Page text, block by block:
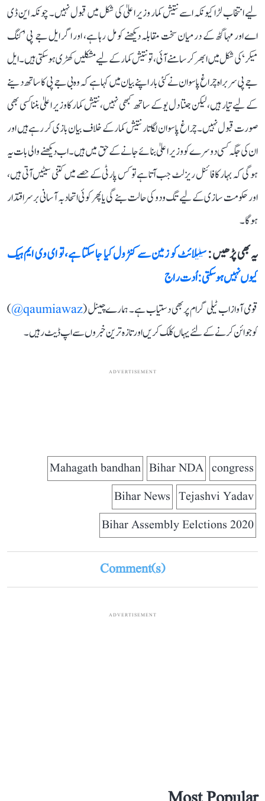
لیے انتخاب لڑا کیونکہ اسے نتیش کمار وزیر اعلیٰ کی شکل میں قبول نہیں۔ چونکہ این ڈی
اے اور مہاگٹھ کے درمیان سخت مقابلہ دیکھنے کو مل رہا ہے، اور اگر ایل جے پی ’کنگ
میکر‘ کی شکل میں ابھر کر سامنے آئی، تو نتیش کمار کے لیے مشکلیں کھڑی ہو سکتی ہیں۔ ایل
جے پی سربراہ چراغ پاسوان نے کئی بار اپنے بیان میں کہا ہے کہ وہ بی جے پی کا ساتھ دینے
کے لیے تیار ہیں، لیکن جنتا دل یو کے ساتھ کبھی نہیں، نتیش کمار کا وزیر اعلیٰ بننا کسی بھی
صورت قبول نہیں۔ چراغ پاسوان لگاتار نتیش کمار کے خلاف بیان بازی کر رہے ہیں اور
ان کی جگہ کسی دوسرے کو وزیر اعلیٰ بنائے جانے کے حق میں ہیں۔ اب دیکھنے والی بات یہ
ہوگی کہ بہار کا فائنل ریزلٹ جب آتا ہے تو کس پارٹی کے حصے میں کتنی سیٹیں آتی ہیں،
اور حکومت سازی کے لیے تگ و دو کی حالت بنے گی یا پھر کوئی اتحاد بہ آسانی برسراقتدار
ہوگا۔
یہ بھی پڑھیں :سیٹیلائٹ کو زمین سے کنٹرول کیا جا سکتا ہے، تو ای وی ایم ہیک
کیوں نہیں ہو سکتی: اُدت راج
قومی آواز اب ٹیلی گرام پر بھی دستیاب ہے۔ ہمارے چینل (qaumiawaz@
)
کو جوائن کرنے کے لئے یہاں کلک کریں اور تازہ ترین خبروں سے اپ ڈیٹ رہیں۔
ADVERTISEMENT
congress
Bihar NDA
Mahagath bandhan
Tejashvi Yadav
Bihar News
Bihar Assembly Eelctions 2020
Comment(s)
ADVERTISEMENT